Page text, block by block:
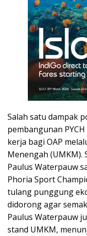
Salah satu dampak
pembangunan
kerja bagi OAP
Menengah (UMKM).
Paulus Waterpauw
Phoria Sport
tulang punggung
didorong agar
Paulus Waterpauw
stand UMKM,